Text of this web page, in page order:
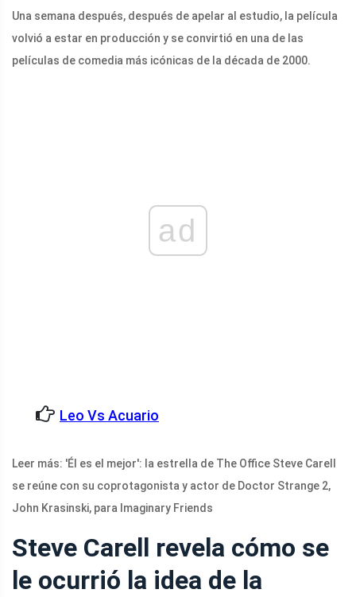
Una semana después, después de apelar al estudio, la película
volvió a estar en producción y se convirtió en una de las
películas de comedia más icónicas de la década de 2000.
ad
Leo Vs Acuario
Leer más: 'Él es el mejor': la estrella de The Office Steve Carell
se reúne con su coprotagonista y actor de Doctor Strange 2,
John Krasinski, para Imaginary Friends
Steve Carell revela cómo se
le ocurrió la idea de la